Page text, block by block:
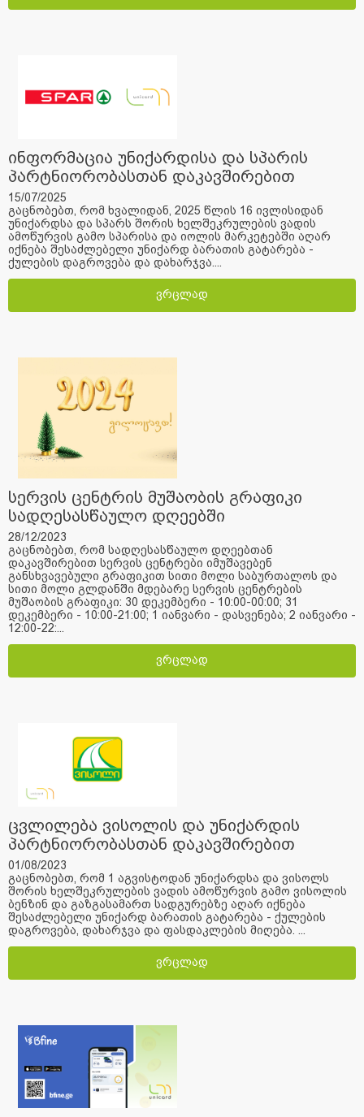
ინფორმაცია უნიქარდისა და სპარის
პარტნიორობასთან დაკავშირებით
15/07/2025
გაცნობებთ, რომ ხვალიდან, 2025 წლის 16 ივლისიდან
უნიქარდსა და სპარს შორის ხელშეკრულების ვადის
ამოწურვის გამო სპარისა და იოლის მარკეტებში აღარ
იქნება შესაძლებელი უნიქარდ ბარათის გატარება -
ქულების დაგროვება და დახარჯვა....
ვრცლად
სერვის ცენტრის მუშაობის გრაფიკი
სადღესასწაულო დღეებში
28/12/2023
გაცნობებთ, რომ სადღესასწაულო დღეებთან
დაკავშირებით სერვის ცენტრები იმუშავებენ
განსხვავებული გრაფიკით სითი მოლი საბურთალოს და
სითი მოლი გლდანში მდებარე სერვის ცენტრების
მუშაობის გრაფიკი: 30 დეკემბერი - 10:00-00:00; 31
დეკემბერი - 10:00-21:00; 1 იანვარი - დასვენება; 2 იანვარი -
12:00-22:...
ვრცლად
ცვლილება ვისოლის და უნიქარდის
პარტნიორობასთან დაკავშირებით
01/08/2023
გაცნობებთ, რომ 1 აგვისტოდან უნიქარდსა და ვისოლს
შორის ხელშეკრულების ვადის ამოწურვის გამო ვისოლის
ბენზინ და გაზგასამართ სადგურებზე აღარ იქნება
შესაძლებელი უნიქარდ ბარათის გატარება - ქულების
დაგროვება, დახარჯვა და ფასდაკლების მიღება. ...
ვრცლად